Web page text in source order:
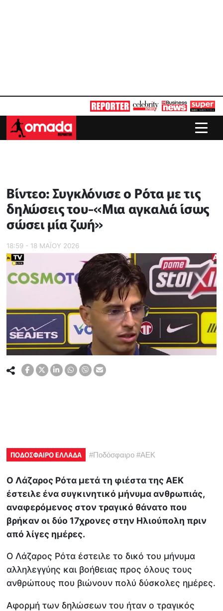
Βίντεο: Συγκλόνισε ο Ρότα με τις
δηλώσεις του-«Μια αγκαλιά ίσως
σώσει μία ζωή»
18:59 - 18 ΜΑΪ́ΟΥ 2026
ΠΟΔΟΣΦΑΙΡΟ ΕΛΛΑΔΑ #Ποδόσφαιρο #ΑΕΚ
Ο Λάζαρος Ρότα μετά τη φιέστα της ΑΕΚ
έστειλε ένα συγκινητικό μήνυμα ανθρωπιάς,
αναφερόμενος στον τραγικό θάνατο που
βρήκαν οι δύο 17χρονες στην Ηλιούπολη πριν
από λίγες ημέρες.
Ο Λάζαρος Ρότα έστειλε το δικό του μήνυμα
αλληλεγγύης και βοήθειας προς όλους τους
ανθρώπους που βιώνουν πολύ δύσκολες ημέρες.
Αφορμή των δηλώσεων του ήταν ο τραγικός